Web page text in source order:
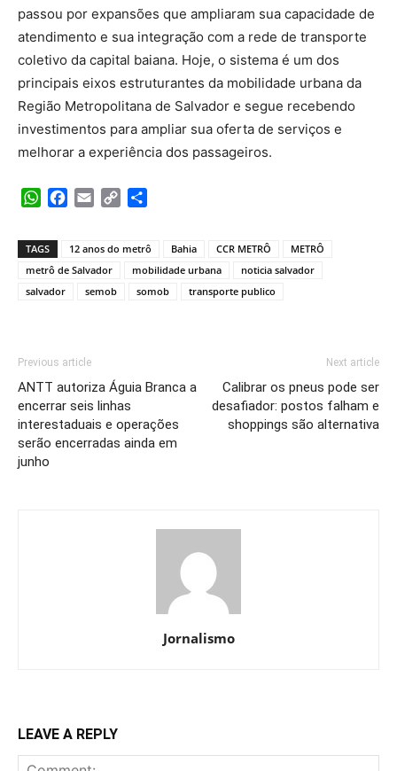
passou por expansões que ampliaram sua capacidade de
atendimento e sua integração com a rede de transporte
coletivo da capital baiana. Hoje, o sistema é um dos
principais eixos estruturantes da mobilidade urbana da
Região Metropolitana de Salvador e segue recebendo
investimentos para ampliar sua oferta de serviços e
melhorar a experiência dos passageiros.
WhatsApp
Facebook
Email Copy
TAGS 12 anos do metrô Bahia CCR METRÔ
METRÔ
metrô de Salvador
mobilidade urbana
noticia salvador
salvador
semob somob transporte publico
Previous article
ANTT autoriza Águia Branca a
encerrar seis linhas
interestaduais e operações
serão encerradas ainda em
junho
Next article
Calibrar os pneus pode ser
desafiador: postos falham e
shoppings são alternativa
Jornalismo
LEAVE A REPLY